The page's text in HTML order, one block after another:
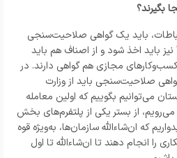
بگیرند؟
باید یک گواهی صلاحیت‌سنجی
باید اخذ شود و از اصناف هم باید
کسب‌وکارهای مجازی هم گواهی دارند. در
صلاحیت‌سنجی باید از وزارت
می‌توانیم بگوییم که اولین معامله
از بستر یکی از پلتفرم‌های بخش
که ان‌شاءالله سازمان‌ها، به‌ویژه قوه
را انجام دهند تا ان‌شاءالله تا اول